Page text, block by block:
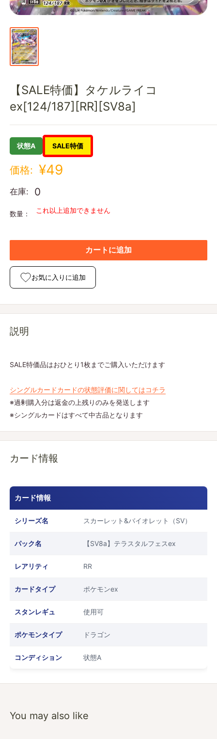
【SALE特価】タケルライコ
ex[124/187][RR][SV8a]
状態A SALE特価
価格: ¥49
在庫: 0
数量： これ以上追加できません
カートに追加
お気に入りに追加
説明
SALE特価品はおひとり1枚までご購入いただけます
シングルカードカードの状態評価に関してはコチラ
※過剰購入分は返金の上残りのみを発送します
※シングルカードはすべて中古品となります
カード情報
カード情報
シリーズ名 スカーレット&バイオレット（SV）
パック名 【SV8a】テラスタルフェスex
レアリティ RR
カードタイプ ポケモンex
スタンレギュ 使用可
ポケモンタイプ ドラゴン
コンディション 状態A
You may also like